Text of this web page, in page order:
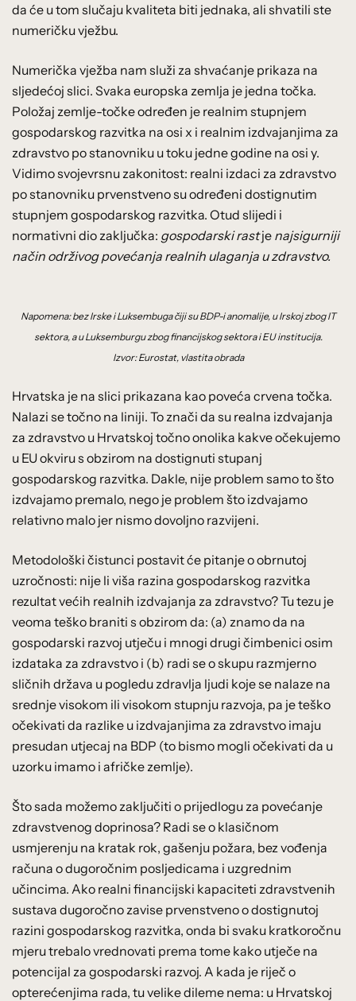
da će u tom slučaju kvaliteta biti jednaka, ali shvatili ste
numeričku vježbu.
Numerička vježba nam služi za shvaćanje prikaza na
sljedećoj slici. Svaka europska zemlja je jedna točka.
Položaj zemlje-točke određen je realnim stupnjem
gospodarskog razvitka na osi x i realnim izdvajanjima za
zdravstvo po stanovniku u toku jedne godine na osi y.
Vidimo svojevrsnu zakonitost: realni izdaci za zdravstvo
po stanovniku prvenstveno su određeni dostignutim
stupnjem gospodarskog razvitka. Otud slijedi i
normativni dio zaključka: gospodarski rastje najsigurniji
način održivog povećanja realnih ulaganja u zdravstvo.
Napomena: bez Irske i Luksembuga čiji su BDP-i anomalije, u Irskoj zbog IT
sektora, a u Luksemburgu zbog financijskog sektora i EU institucija.
Izvor: Eurostat, vlastita obrada
Hrvatska je na slici prikazana kao poveća crvena točka.
Nalazi se točno na liniji. To znači da su realna izdvajanja
za zdravstvo u Hrvatskoj točno onolika kakve očekujemo
u EU okviru s obzirom na dostignuti stupanj
gospodarskog razvitka. Dakle, nije problem samo to što
izdvajamo premalo, nego je problem što izdvajamo
relativno malo jer nismo dovoljno razvijeni.
Metodološki čistunci postavit će pitanje o obrnutoj
uzročnosti: nije li viša razina gospodarskog razvitka
rezultat većih realnih izdvajanja za zdravstvo? Tu tezu je
veoma teško braniti s obzirom da: (a) znamo da na
gospodarski razvoj utječu i mnogi drugi čimbenici osim
izdataka za zdravstvo i (b) radi se o skupu razmjerno
sličnih država u pogledu zdravlja ljudi koje se nalaze na
srednje visokom ili visokom stupnju razvoja, pa je teško
očekivati da razlike u izdvajanjima za zdravstvo imaju
presudan utjecaj na BDP (to bismo mogli očekivati da u
uzorku imamo i afričke zemlje).
Što sada možemo zaključiti o prijedlogu za povećanje
zdravstvenog doprinosa? Radi se o klasičnom
usmjerenju na kratak rok, gašenju požara, bez vođenja
računa o dugoročnim posljedicama i uzgrednim
učincima. Ako realni financijski kapaciteti zdravstvenih
sustava dugoročno zavise prvenstveno o dostignutoj
razini gospodarskog razvitka, onda bi svaku kratkoročnu
mjeru trebalo vrednovati prema tome kako utječe na
potencijal za gospodarski razvoj. A kada je riječ o
opterećenjima rada, tu velike dileme nema: u Hrvatskoj